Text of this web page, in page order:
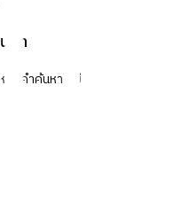
ค้า
อคำค้นหาใหม่